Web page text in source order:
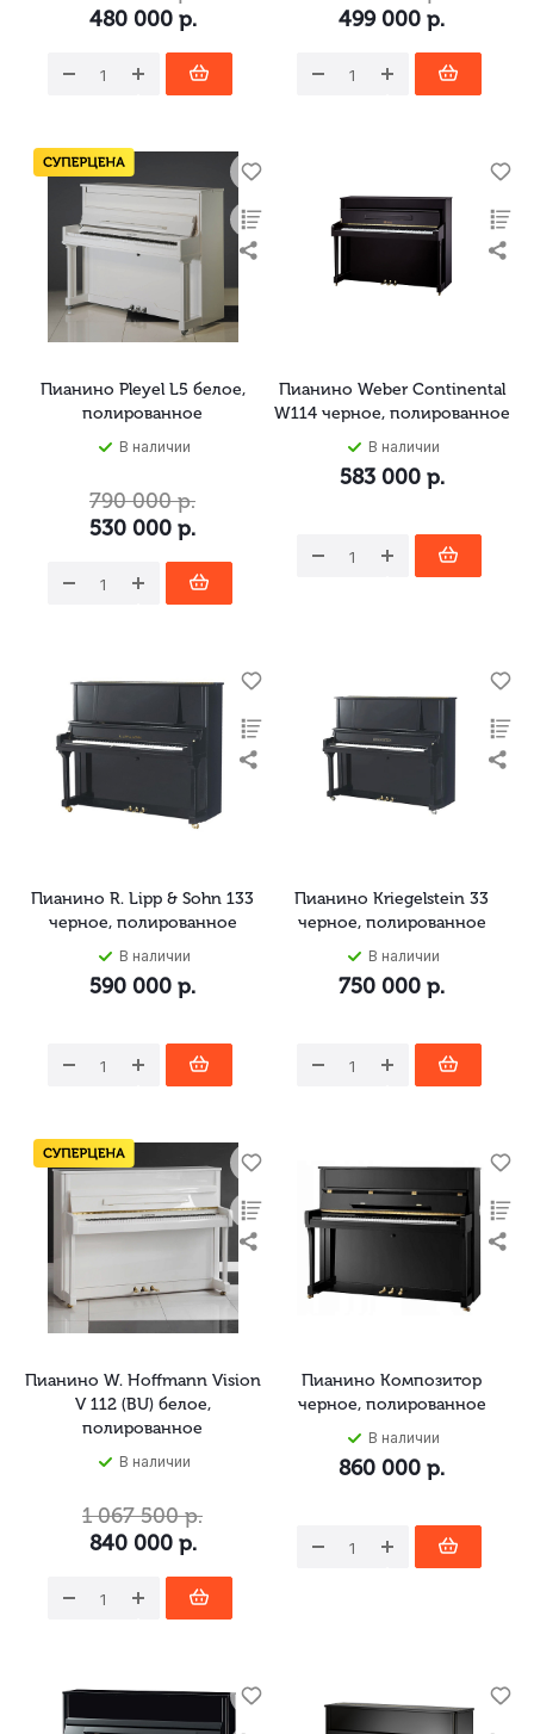
480 000р. 499 000 р.
Пианино Pleyel L5 белое,
полированное
В наличии
530 000 р.
790 000р.
Пианино Weber Continental
W114 черное, полированное
В наличии
583 000р.
Пианино R. Lipp & Sohn 133
черное, полированное
В наличии
590 000 р.
Пианино Kriegelstein 33
черное, полированное
В наличии
750 000 р.
Пианино W. Hoffmann Vision
V 112 (BU) белое,
полированное
В наличии
840 000р.
1 067 500р.
Пианино Композитор
черное, полированное
В наличии
860 000 р.